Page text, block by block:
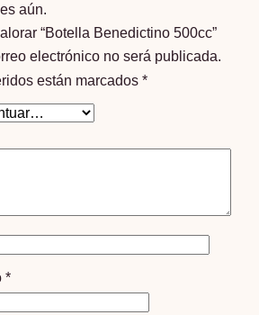
aún.
“Botella Benedictino 500cc”
electrónico no será publicada.
están marcados*
*